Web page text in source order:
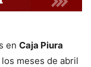
en Caja Piura
meses de abril